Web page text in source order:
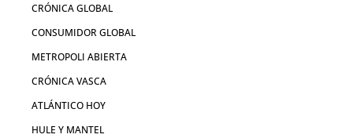
CRÓNICA GLOBAL
CONSUMIDOR GLOBAL
METROPOLI ABIERTA
CRÓNICA VASCA
ATLÁNTICO HOY
HULE Y MANTEL